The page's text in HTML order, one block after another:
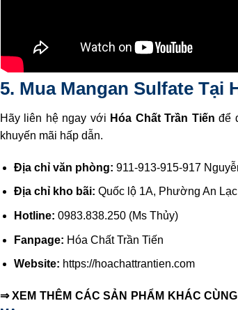
5. Mua Mangan Sulfate Tại
Hãy liên hệ ngay với Hóa Chất Trần Tiến để
khuyến mãi hấp dẫn.
Địa chỉ văn phòng: 911-913-915-917
Địa chỉ kho bãi: Quốc lộ 1A, Phường An
Hotline: 0983.838.250 (Ms Thủy)
Fanpage: Hóa Chất Trần Tiến
Website: https://hoachattrantien.com
⇒ XEM THÊM CÁC SẢN PHẨM KHÁC